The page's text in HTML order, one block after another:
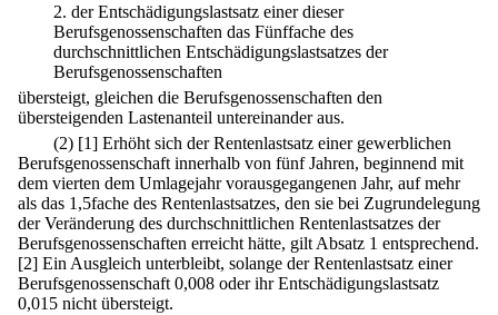
2. der Entschädigungslastsatz einer dieser
Berufsgenossenschaften das Fünffache des
durchschnittlichen Entschädigungslastsatzes der
Berufsgenossenschaften
übersteigt, gleichen die Berufsgenossenschaften den
übersteigenden Lastenanteil untereinander aus.
(2) [1] Erhöht sich der Rentenlastsatz einer gewerblichen
Berufsgenossenschaft innerhalb von fünf Jahren, beginnend mit
dem vierten dem Umlagejahr vorausgegangenen Jahr, auf mehr
als das 1,5fache des Rentenlastsatzes, den sie bei Zugrundelegung
der Veränderung des durchschnittlichen Rentenlastsatzes der
Berufsgenossenschaften erreicht hätte, gilt Absatz 1 entsprechend.
[2] Ein Ausgleich unterbleibt, solange der Rentenlastsatz einer
Berufsgenossenschaft 0,008 oder ihr Entschädigungslastsatz
0,015 nicht übersteigt.